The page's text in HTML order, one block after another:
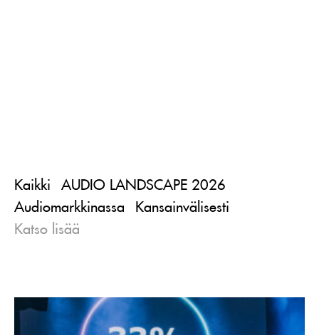
Kaikki AUDIO LANDSCAPE 2026
Audiomarkkinassa Kansainvälisesti
Katso lisää
artikkeli